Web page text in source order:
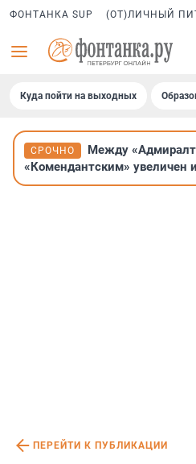
ФОНТАНКА SUP (ОТ)ЛИЧНЫЙ
Куда пойти на выходных
СРОЧНО
Между
«Комендантским» увеличен
ПЕРЕЙТИ К ПУБЛИКАЦИИ